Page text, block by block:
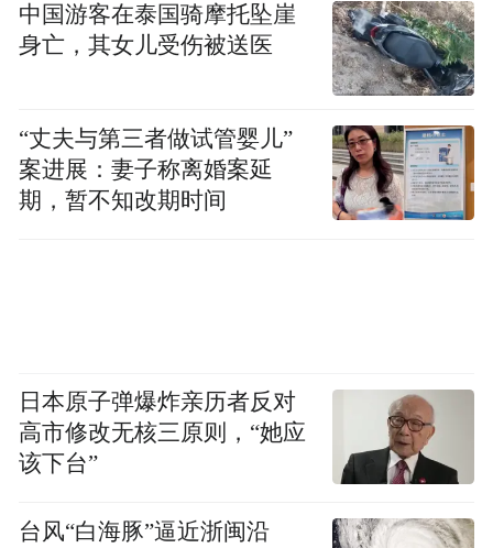
中国游客在泰国骑摩托坠崖
身亡，其女儿受伤被送医
“丈夫与第三者做试管婴儿”
案进展：妻子称离婚案延
期，暂不知改期时间
日本原子弹爆炸亲历者反对
高市修改无核三原则，“她应
该下台”
台风“白海豚”逼近浙闽沿